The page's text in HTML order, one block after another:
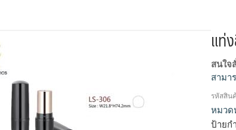
แท่
สนใจ
สามา
โรง
ลิปส
รหัสสิน
หมวด
ป้ายก